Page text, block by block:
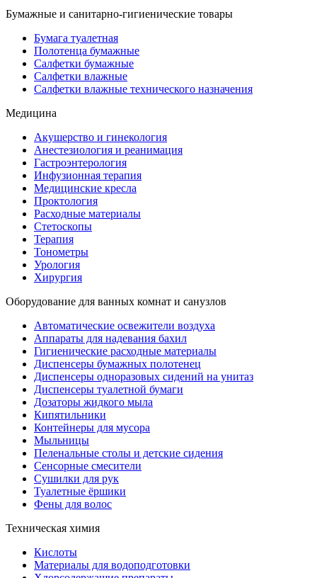
Бумажные и санитарно-гигиенические товары
Бумага туалетная
Полотенца бумажные
Салфетки бумажные
Салфетки влажные
Салфетки влажные технического назначения
Медицина
Акушерство и гинекология
Анестезиология и реанимация
Гастроэнтерология
Инфузионная терапия
Медицинские кресла
Проктология
Расходные материалы
Стетоскопы
Терапия
Тонометры
Урология
Хирургия
Оборудование для ванных комнат и санузлов
Автоматические освежители воздуха
Аппараты для надевания бахил
Гигиенические расходные материалы
Диспенсеры бумажных полотенец
Диспенсеры одноразовых сидений на унитаз
Диспенсеры туалетной бумаги
Дозаторы жидкого мыла
Кипятильники
Контейнеры для мусора
Мыльницы
Пеленальные столы и детские сидения
Сенсорные смесители
Сушилки для рук
Туалетные ёршики
Фены для волос
Техническая химия
Кислоты
Материалы для водоподготовки